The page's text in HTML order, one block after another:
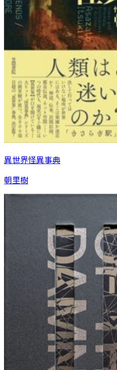
異世界怪異事典
朝里樹